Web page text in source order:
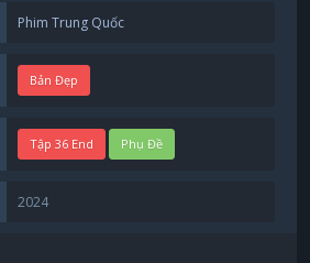
Phim Trung Quốc
Bản Đẹp
Tập 36 End Phụ Đề
2024